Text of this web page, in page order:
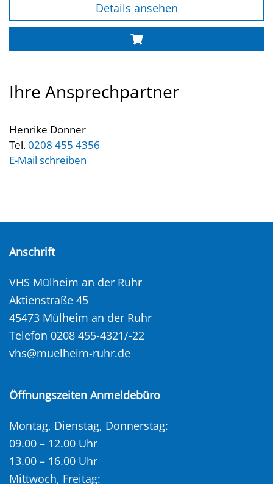
Details ansehen
Ihre Ansprechpartner
Henrike Donner
Tel.0208 455 4356
E-Mail schreiben
Anschrift
VHS Mülheim an der Ruhr
Aktienstraße 45
45473 Mülheim an der Ruhr
Telefon 0208 455-4321/-22
vhs@muelheim-ruhr.de
Öffnungszeiten Anmeldebüro
Montag, Dienstag, Donnerstag:
09.00 – 12.00 Uhr
13.00 – 16.00 Uhr
Mittwoch, Freitag: